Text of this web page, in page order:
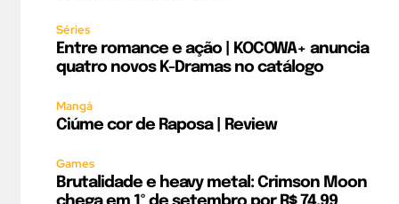
Séries
Entre romance e ação | KOCOWA+ anuncia
quatro novos K-Dramas no catálogo
Mangá
Ciúme cor de Raposa | Review
Games
Brutalidade e heavy metal: Crimson Moon